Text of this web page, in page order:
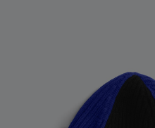
サマー 26 コレク
サマー 26 コレク
サマー 26 コレク
サマー 26 コレク
コレクション
品の価値を受け
アーカイブの希